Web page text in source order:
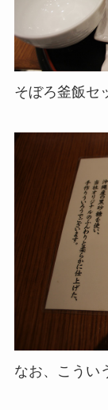
そぼろ釜飯セ
なお、こうい